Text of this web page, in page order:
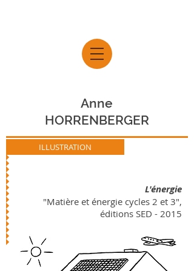
Anne
HORRENBERGER
ILLUSTRATION
L'énergie
"Matière et énergie cycles 2 et 3",
éditions SED - 2015